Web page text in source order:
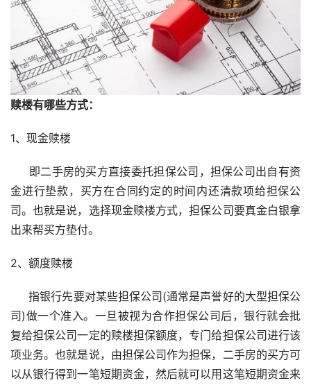
赎楼有哪些方式：
1、现金赎楼
即二手房的买方直接委托担保公司，担保公司出自有资
金进行垫款，买方在合同约定的时间内还清款项给担保公
司。也就是说，选择现金赎楼方式，担保公司要真金白银拿
出来帮买方垫付。
2、额度赎楼
指银行先要对某些担保公司(通常是声誉好的大型担保公
司)做一个准入。一旦被视为合作担保公司后，银行就会批
复给担保公司一定的赎楼担保额度，专门给担保公司进行该
项业务。也就是说，由担保公司作为担保，二手房的买方可
以从银行得到一笔短期资金，然后就可以用这笔短期资金来